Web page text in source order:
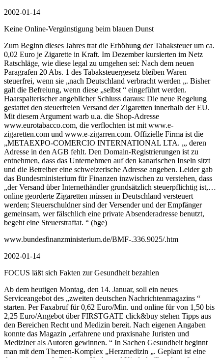
2002-01-14
Keine Online-Vergünstigung beim blauen Dunst
Zum Beginn dieses Jahres trat die Erhöhung der Tabaksteuer um ca.
0,02 Euro je Zigarette in Kraft. Im Dezember kursierten im Netz
Ratschläge, wie diese legal zu umgehen sei: Nach dem neuen
Paragrafen 20 Abs. 1 des Tabaksteuergesetz bleiben Waren
steuerfrei, wenn sie „nach Deutschland verbracht werden „. Bisher
galt die Befreiung, wenn diese „selbst “ eingeführt werden.
Haarspalterischer angeblicher Schluss daraus: Die neue Regelung
gestattet den steuerfreien Versand der Zigaretten innerhalb der EU.
Mit diesem Argument warb u.a. die Shop-Adresse
www.eurotabacco.com, die verflochten ist mit www.e-
zigaretten.com und www.e-zigarren.com. Offizielle Firma ist die
„METAEXPO-COMERCIO INTERNATIONAL LTA. „, deren
Adresse in den AGB fehlt. Den Domain-Registrierungen ist zu
entnehmen, dass das Unternehmen auf den kanarischen Inseln sitzt
und die Betreiber eine schweizerische Adresse angeben. Leider gab
das Bundesministerium für Finanzen inzwischen zu verstehen, dass
„der Versand über Internethändler grundsätzlich steuerpflichtig ist,…
online georderte Zigaretten müssen in Deutschland versteuert
werden; Steuerschuldner sind der Versender und der Empfänger
gemeinsam, wer fälschlich eine private Absenderadresse benutzt,
begeht eine Steuerstraftat. “ (bge)
www.bundesfinanzministerium.de/BMF-.336.9025/.htm
2002-01-14
FOCUS läßt sich Fakten zur Gesundheit bezahlen
Ab dem heutigen Montag, den 14. Januar, soll ein neues
Serviceangebot des „zweiten deutschen Nachrichtenmagazins “
starten. Per Faxabruf für 0,62 Euro/Min. und online für von 1,50 bis
2,25 Euro/Angebot über FIRSTGATE click&buy stehen Tipps aus
den Bereichen Recht und Medizin bereit. Nach eigenen Angaben
konnte das Magazin „erfahrene und praxisnahe Juristen und
Mediziner als Autoren gewinnen. “ In Sachen Gesundheit beginnt
man mit dem Themen-Komplex „Herzmedizin „. Geplant ist eine